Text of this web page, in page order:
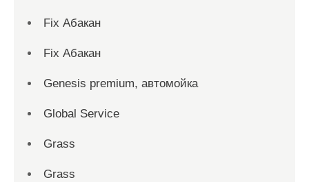
Fix Абакан
Fix Абакан
Genesis premium, автомойка
Global Service
Grass
Grass